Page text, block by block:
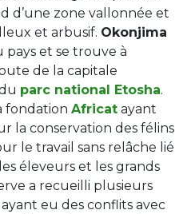
d’une zone vallonnée et
et arbusif. Okonjima
pays et se trouve à
de la capitale
parc national Etosha.
fondation Africat ayant
la conservation des félins
le travail sans relâche lié
éleveurs et les grands
a recueilli plusieurs
ayant eu des conflits avec